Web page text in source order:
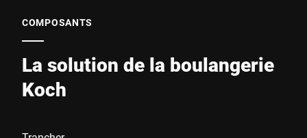
COMPOSANTS
La solution de la boulangerie
Koch